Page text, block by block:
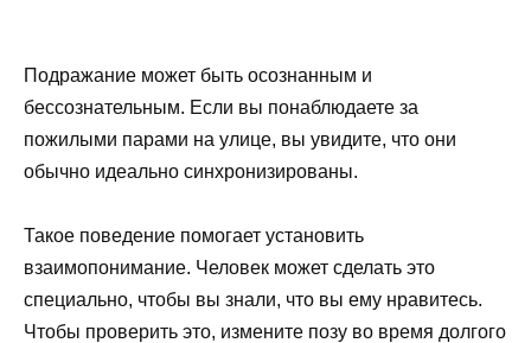
Подражание может быть осознанным и
бессознательным. Если вы понаблюдаете за
пожилыми парами на улице, вы увидите, что они
обычно идеально синхронизированы.
Такое поведение помогает установить
взаимопонимание. Человек может сделать это
специально, чтобы вы знали, что вы ему нравитесь.
Чтобы проверить это, измените позу во время долгого